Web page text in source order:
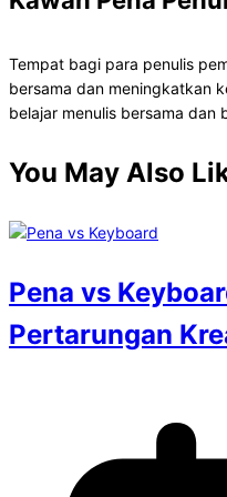
Tempat bagi para penulis
bersama dan meningkatkan
belajar menulis bersama dan
You May Also
Pena vs
Pertarungan